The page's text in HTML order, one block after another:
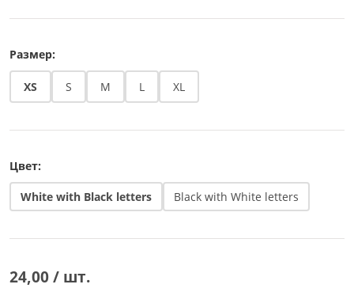
Размер:
XS S M L XL
Цвет:
White with Black letters Black with White letters
24,00 / шт.